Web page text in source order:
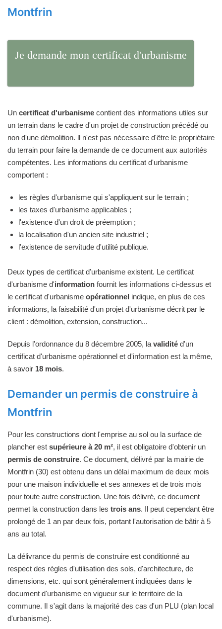
Montfrin
Je demande mon certificat d'urbanisme
Un certificat d'urbanisme contient des informations utiles sur
un terrain dans le cadre d'un projet de construction précédé ou
non d'une démolition. ll n'est pas nécessaire d'être le propriétaire
du terrain pour faire la demande de ce document aux autorités
compétentes. Les informations du certificat d'urbanisme
comportent :
les règles d'urbanisme qui s'appliquent sur le terrain ;
les taxes d'urbanisme applicables ;
l'existence d'un droit de préemption ;
la localisation d'un ancien site industriel ;
l'existence de servitude d'utilité publique.
Deux types de certificat d'urbanisme existent. Le certificat
d'urbanisme d'information fournit les informations ci-dessus et
le certificat d'urbanisme opérationnel indique, en plus de ces
informations, la faisabilité d'un projet d'urbanisme décrit par le
client : démolition, extension, construction...
Depuis l'ordonnance du 8 décembre 2005, la validité d'un
certificat d'urbanisme opérationnel et d'information est la même,
à savoir 18 mois.
Demander un permis de construire à
Montfrin
Pour les constructions dont l'emprise au sol ou la surface de
plancher est supérieure à 20 m², il est obligatoire d'obtenir un
permis de construire. Ce document, délivré par la mairie de
Montfrin (30) est obtenu dans un délai maximum de deux mois
pour une maison individuelle et ses annexes et de trois mois
pour toute autre construction. Une fois délivré, ce document
permet la construction dans les trois ans. Il peut cependant être
prolongé de 1 an par deux fois, portant l'autorisation de bâtir à 5
ans au total.
La délivrance du permis de construire est conditionné au
respect des règles d'utilisation des sols, d'architecture, de
dimensions, etc. qui sont généralement indiquées dans le
document d'urbanisme en vigueur sur le territoire de la
commune. Il s'agit dans la majorité des cas d'un PLU (plan local
d'urbanisme).